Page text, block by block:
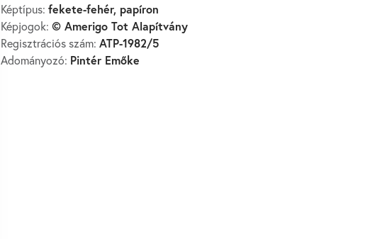
Képtípus: fekete-fehér, papíron
Képjogok: © Amerigo Tot Alapítvány
Regisztrációs szám: ATP-1982/5
Adományozó: Pintér Emőke